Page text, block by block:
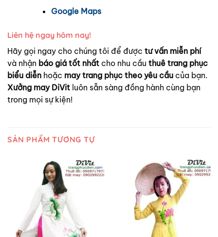
Google Maps
Liên hệ ngay hôm nay!
Hãy gọi ngay cho chúng tôi để được tư vấn miễn phí
và nhận báo giá tốt nhất cho nhu cầu thuê trang phục
biểu diễn hoặc may trang phục theo yêu cầu của bạn.
Xưởng may DiVit luôn sẵn sàng đồng hành cùng bạn
trong mọi sự kiện!
SẢN PHẨM TƯƠNG TỰ